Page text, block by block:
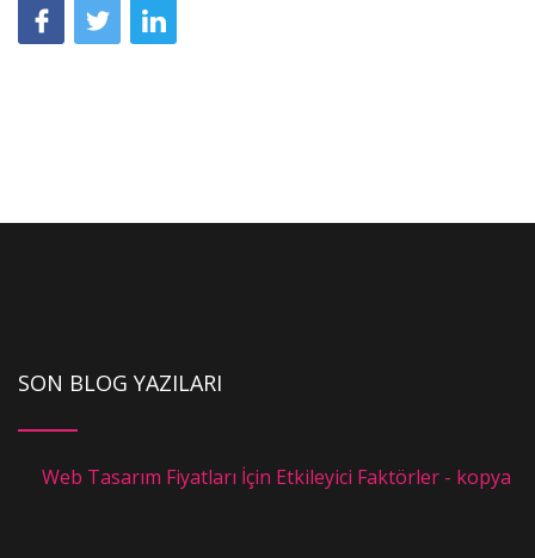
SON BLOG YAZILARI
Web Tasarım Fiyatları İçin Etkileyici Faktörler - kopya